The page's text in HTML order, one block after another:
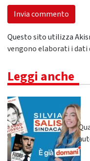
Questo sito utilizza
vengono elaborati i
Leggi anche